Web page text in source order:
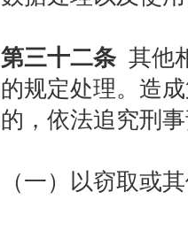
第三十二条 其他
的规定处理。造
的，依法追究刑
（一）以窃取或